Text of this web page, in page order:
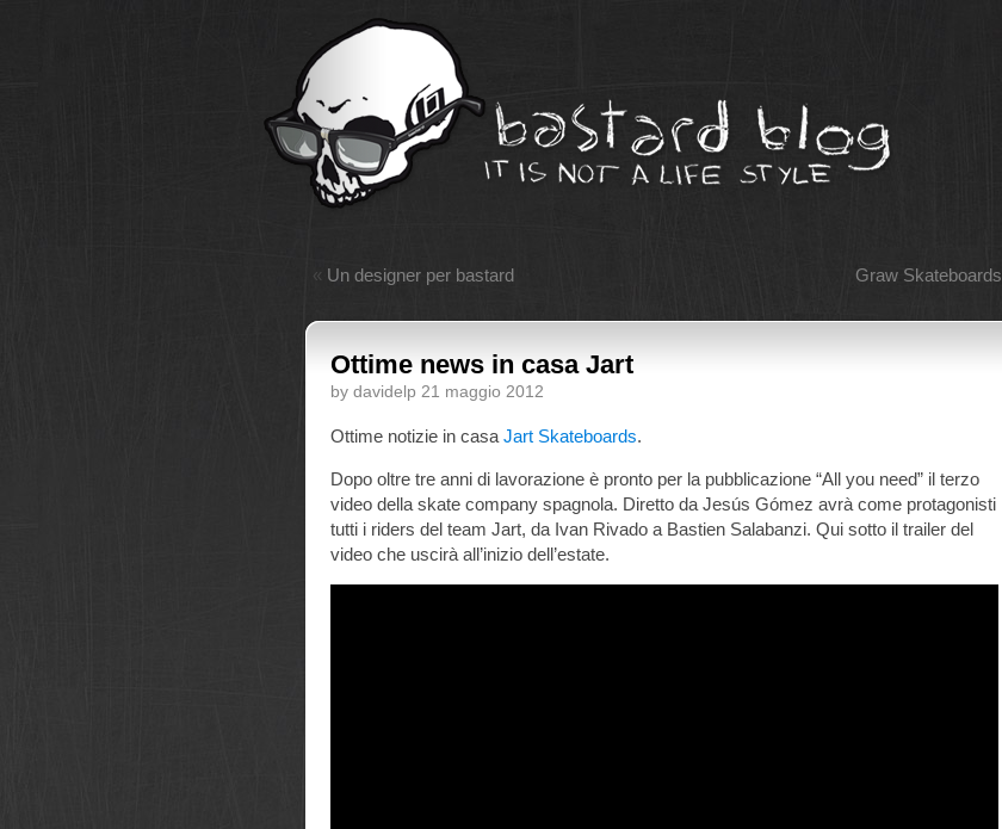
« Un designer per bastard Graw Skateboards
Ottime news in casa Jart
by davidelp 21 maggio 2012
Ottime notizie in casa Jart Skateboards.
Dopo oltre tre anni di lavorazione è pronto per la pubblicazione “All you need” il terzo
video della skate company spagnola. Diretto da Jesús Gómez avrà come protagonisti
tutti i riders del team Jart, da Ivan Rivado a Bastien Salabanzi. Qui sotto il trailer del
video che uscirà all’inizio dell’estate.